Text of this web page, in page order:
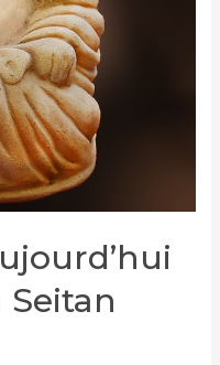
Seitan